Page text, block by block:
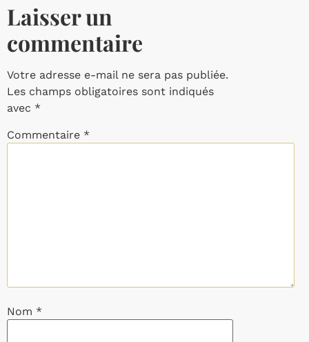
Laisser un
commentaire
Votre adresse e-mail ne sera pas publiée.
Les champs obligatoires sont indiqués
avec *
Commentaire *
Nom *